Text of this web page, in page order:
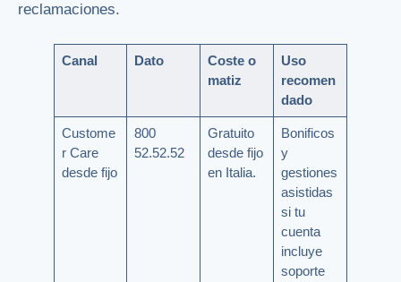
reclamaciones.
Canal Dato
Coste o
matiz
Uso
recomen
dado
Custome
r Care
desde fijo
800
52.52.52
Gratuito
desde fijo
en Italia.
Bonificos
y
gestiones
asistidas
si tu
cuenta
incluye
soporte